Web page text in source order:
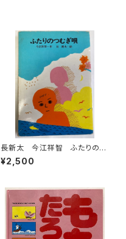
長新太 今江祥智 ふたりのつ
むぎ唄 1976年 初版 理論
社刊
¥2,500